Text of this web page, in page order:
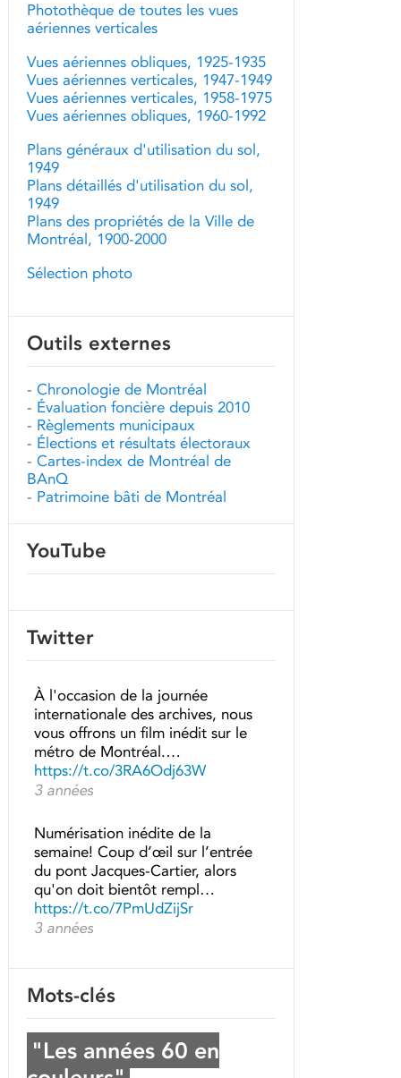
Photothèque de toutes les vues
aériennes verticales
Vues aériennes obliques, 1925-1935
Vues aériennes verticales, 1947-1949
Vues aériennes verticales, 1958-1975
Vues aériennes obliques, 1960-1992
Plans généraux d'utilisation du sol,
1949
Plans détaillés d'utilisation du sol,
1949
Plans des propriétés de la Ville de
Montréal, 1900-2000
Sélection photo
Outils externes
- Chronologie de Montréal
- Évaluation foncière depuis 2010
- Règlements municipaux
- Élections et résultats électoraux
- Cartes-index de Montréal de
BAnQ
- Patrimoine bâti de Montréal
YouTube
Twitter
À l'occasion de la journée
internationale des archives, nous
vous offrons un film inédit sur le
métro de Montréal.…
https://t.co/3RA6Odj63W
3 années
Numérisation inédite de la
semaine! Coup d’œil sur l’entrée
du pont Jacques-Cartier, alors
qu'on doit bientôt rempl…
https://t.co/7PmUdZijSr
3 années
Mots-clés
"Les années 60 en